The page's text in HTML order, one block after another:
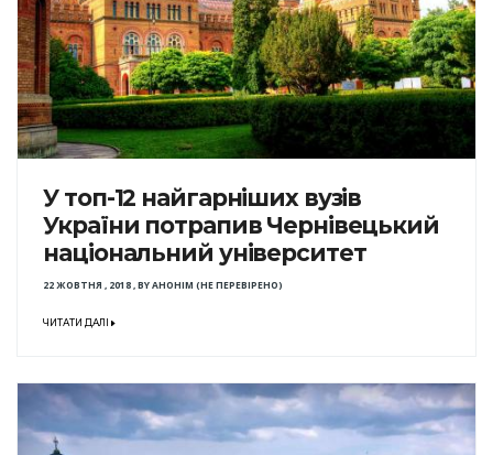
У топ-12 найгарніших вузів
України потрапив Чернівецький
національний університет
22 ЖОВТНЯ , 2018,BYАНОНІМ (НЕ ПЕРЕВІРЕНО)
ЧИТАТИ ДАЛІ